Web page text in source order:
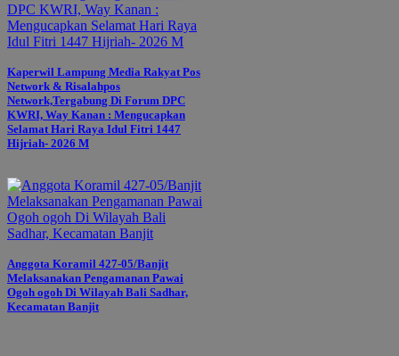
Kaperwil Lampung Media Rakyat Pos
Network & Risalahpos
Network,Tergabung Di Forum DPC
KWRI, Way Kanan : Mengucapkan
Selamat Hari Raya Idul Fitri 1447
Hijriah- 2026 M
Anggota Koramil 427-05/Banjit
Melaksanakan Pengamanan Pawai
Ogoh ogoh Di Wilayah Bali Sadhar,
Kecamatan Banjit